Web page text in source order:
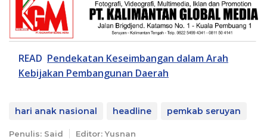
READ Pendekatan Keseimbangan dalam Arah
Kebijakan Pembangunan Daerah
hari anak nasional headline pemkab seruyan
Penulis: Said Editor: Yusnan